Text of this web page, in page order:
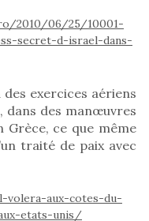
2010/06/25/10001-
secret-d-israel-dans-
exercices aériens
dans des manœuvres
ce que même
traité de paix avec
aux-cotes-du-
etats-unis/